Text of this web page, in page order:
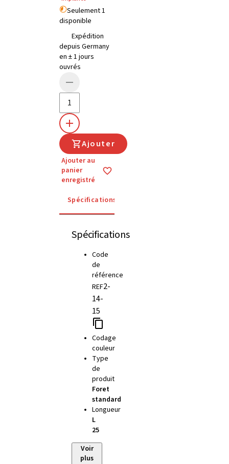
Seulement 1
disponible
Expédition
depuis Germany
en ± 1 jours
ouvrés
Ajouter
Ajouter au
panier
enregistré
Spécifications
Spécifications
Code
de
référence
REF2-
14-
15
Codage
couleur
Type
de
produit
Foret
standard
Longueur
L
25
Voir
plus